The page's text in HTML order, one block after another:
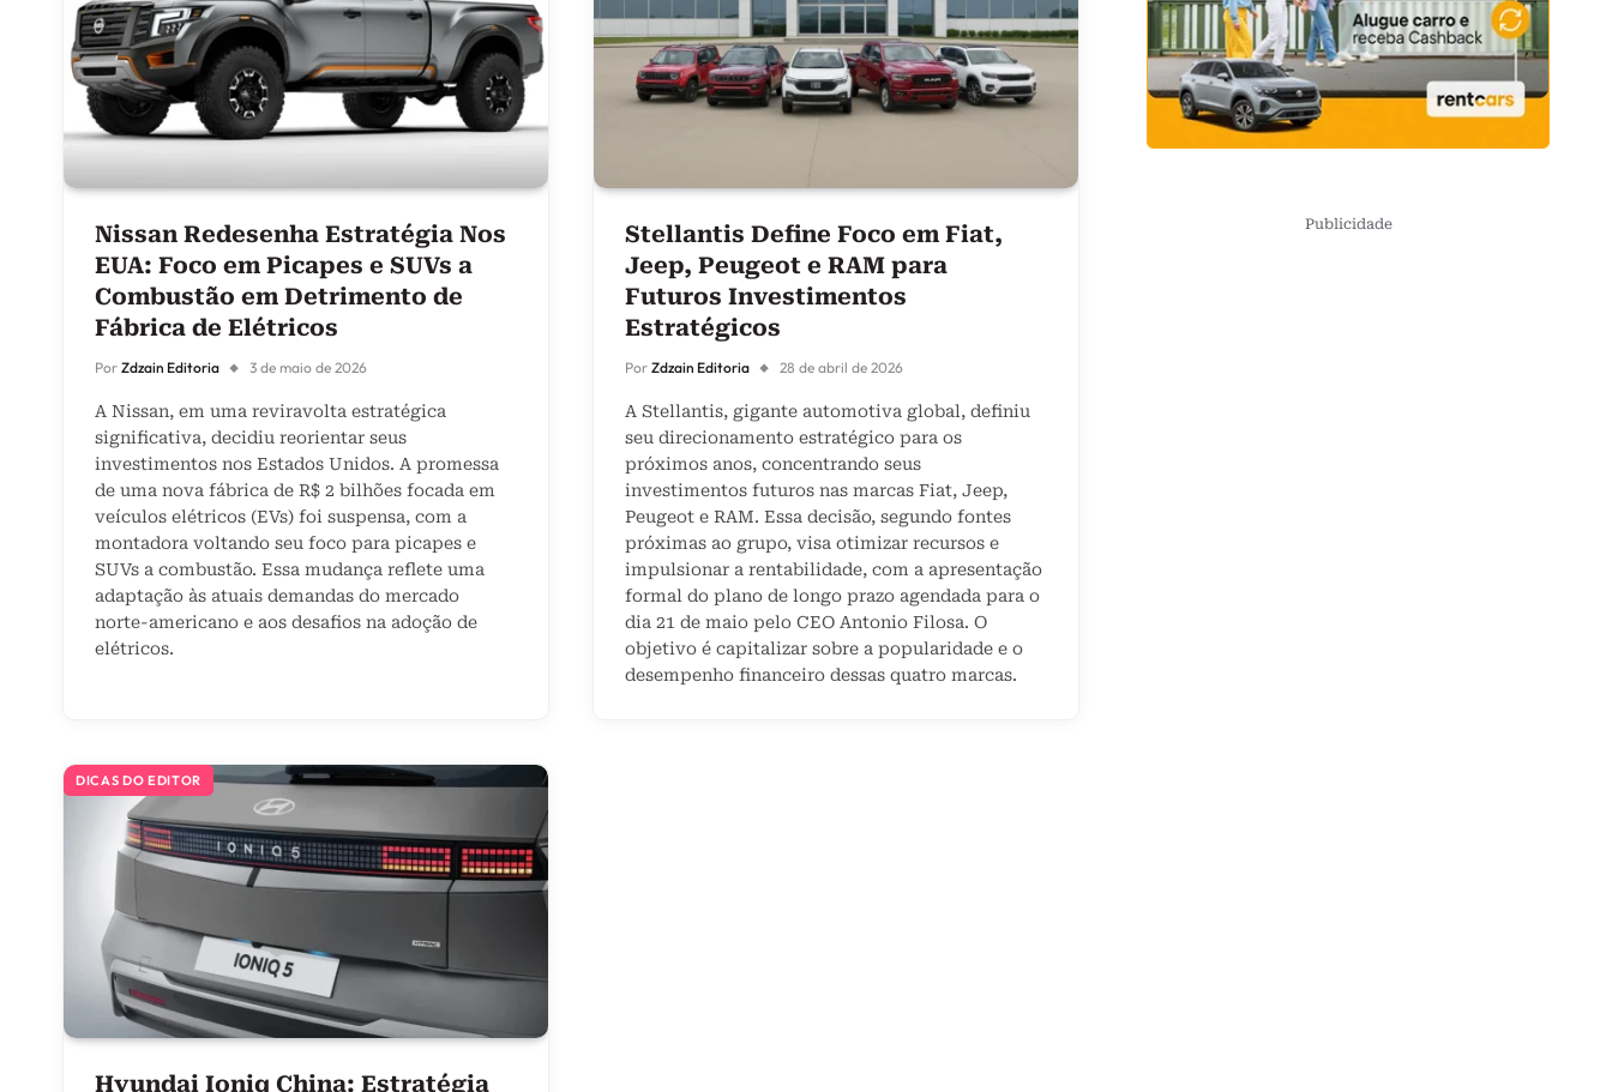
Nissan Redesenha Estratégia Nos
EUA: Foco em Picapes e SUVs a
Combustão em Detrimento de
Fábrica de Elétricos
Por Zdzain Editoria 3 de maio de 2026
A Nissan, em uma reviravolta estratégica
significativa, decidiu reorientar seus
investimentos nos Estados Unidos. A promessa
de uma nova fábrica de R$ 2 bilhões focada em
veículos elétricos (EVs) foi suspensa, com a
montadora voltando seu foco para picapes e
SUVs a combustão. Essa mudança reflete uma
adaptação às atuais demandas do mercado
norte-americano e aos desafios na adoção de
elétricos.
Stellantis Define Foco em Fiat,
Jeep, Peugeot e RAM para
Futuros Investimentos
Estratégicos
Por Zdzain Editoria 28 de abril de 2026
A Stellantis, gigante automotiva global, definiu
seu direcionamento estratégico para os
próximos anos, concentrando seus
investimentos futuros nas marcas Fiat, Jeep,
Peugeot e RAM. Essa decisão, segundo fontes
próximas ao grupo, visa otimizar recursos e
impulsionar a rentabilidade, com a apresentação
formal do plano de longo prazo agendada para o
dia 21 de maio pelo CEO Antonio Filosa. O
objetivo é capitalizar sobre a popularidade e o
desempenho financeiro dessas quatro marcas.
DICAS DO EDITOR
Hyundai Ioniq China: Estratégia
Publicidade